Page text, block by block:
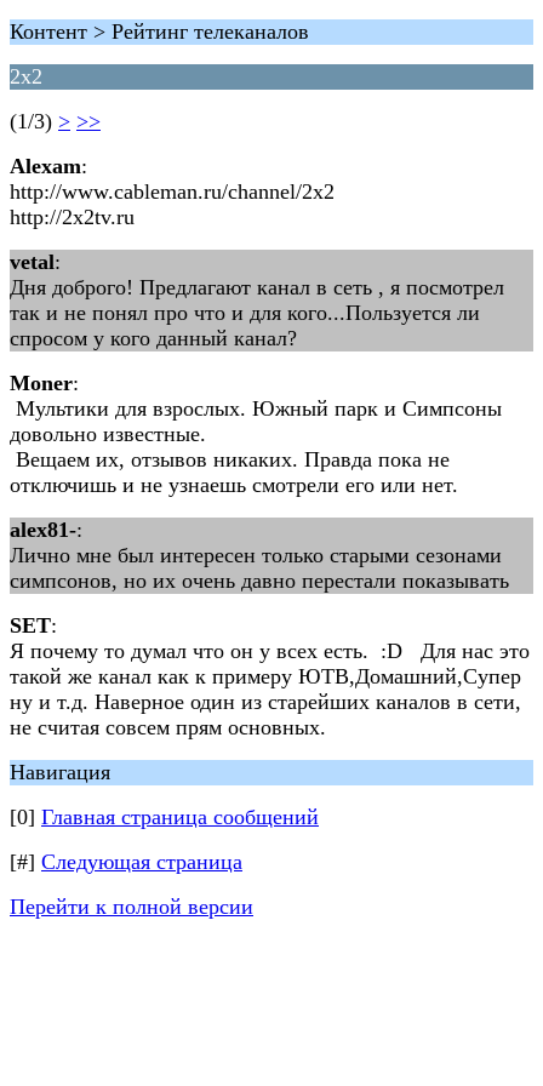
Контент > Рейтинг телеканалов
2x2
(1/3) > >>
Alexam:
http://www.cableman.ru/channel/2x2
http://2x2tv.ru
vetal:
Дня доброго! Предлагают канал в сеть , я посмотрел
так и не понял про что и для кого...Пользуется ли
спросом у кого данный канал?
Moner:
Мультики для взрослых. Южный парк и Симпсоны
довольно известные.
Вещаем их, отзывов никаких. Правда пока не
отключишь и не узнаешь смотрели его или нет.
alex81-:
Лично мне был интересен только старыми сезонами
симпсонов, но их очень давно перестали показывать
SET:
Я почему то думал что он у всех есть. :D Для нас это
такой же канал как к примеру ЮТВ,Домашний,Супер
ну и т.д. Наверное один из старейших каналов в сети,
не считая совсем прям основных.
Навигация
[0] Главная страница сообщений
[#] Следующая страница
Перейти к полной версии